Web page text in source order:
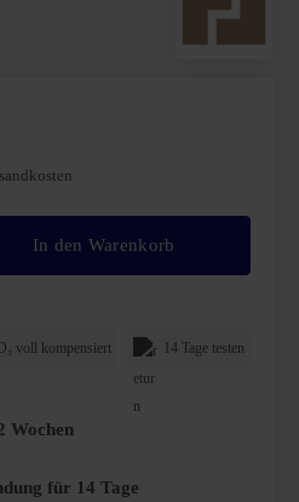
voll kompensiert 14 Tage testen
Wochen
für 14 Tage
den gewünschten
In den Warenkorb